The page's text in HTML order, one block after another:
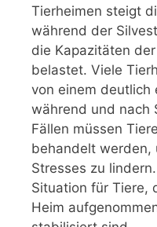
Tierheimen steigt
während der
die Kapazitäten
belastet. Viele
von einem deutlich
während und nach
Fällen müssen
behandelt werden,
Stresses zu
Situation für Tiere,
Heim